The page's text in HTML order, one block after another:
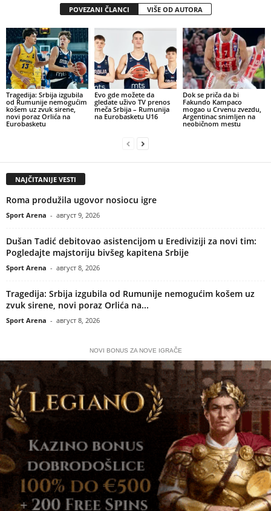
POVEZANI ČLANCI VIŠE OD AUTORA
Tragedija: Srbija izgubila
od Rumunije nemogućim
košem uz zvuk sirene,
novi poraz Orlića na
Eurobasketu
Evo gde možete da
gledate uživo TV prenos
meča Srbija – Rumunija
na Eurobasketu U16
Dok se priča da bi
Fakundo Kampaco
mogao u Crvenu zvezdu,
Argentinac snimljen na
neobičnom mestu
NAJČITANIJE VESTI
Roma produžila ugovor nosiocu igre
Sport Arena - август 9, 2026
Dušan Tadić debitovao asistencijom u Erediviziji za novi tim:
Pogledajte majstoriju bivšeg kapitena Srbije
Sport Arena - август 8, 2026
Tragedija: Srbija izgubila od Rumunije nemogućim košem uz
zvuk sirene, novi poraz Orlića na...
Sport Arena - август 8, 2026
NOVI BONUS ZA NOVE IGRAČE